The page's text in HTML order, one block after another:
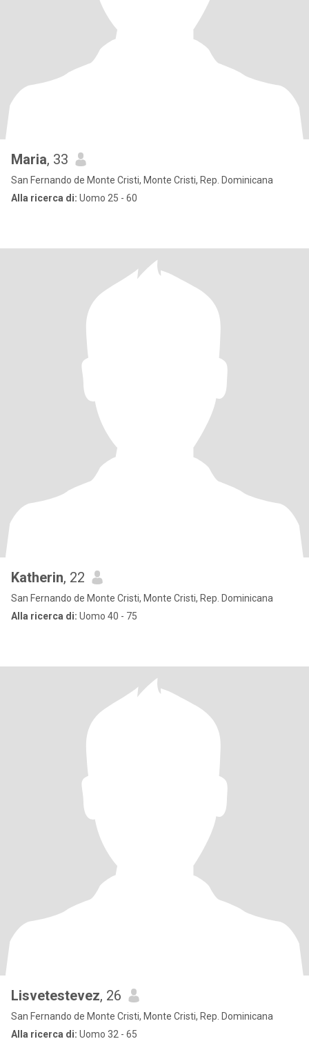
Maria, 33
San Fernando de Monte Cristi, Monte Cristi, Rep. Dominicana
Alla ricerca di: Uomo 25 - 60
Katherin, 22
San Fernando de Monte Cristi, Monte Cristi, Rep. Dominicana
Alla ricerca di: Uomo 40 - 75
Lisvetestevez, 26
San Fernando de Monte Cristi, Monte Cristi, Rep. Dominicana
Alla ricerca di: Uomo 32 - 65